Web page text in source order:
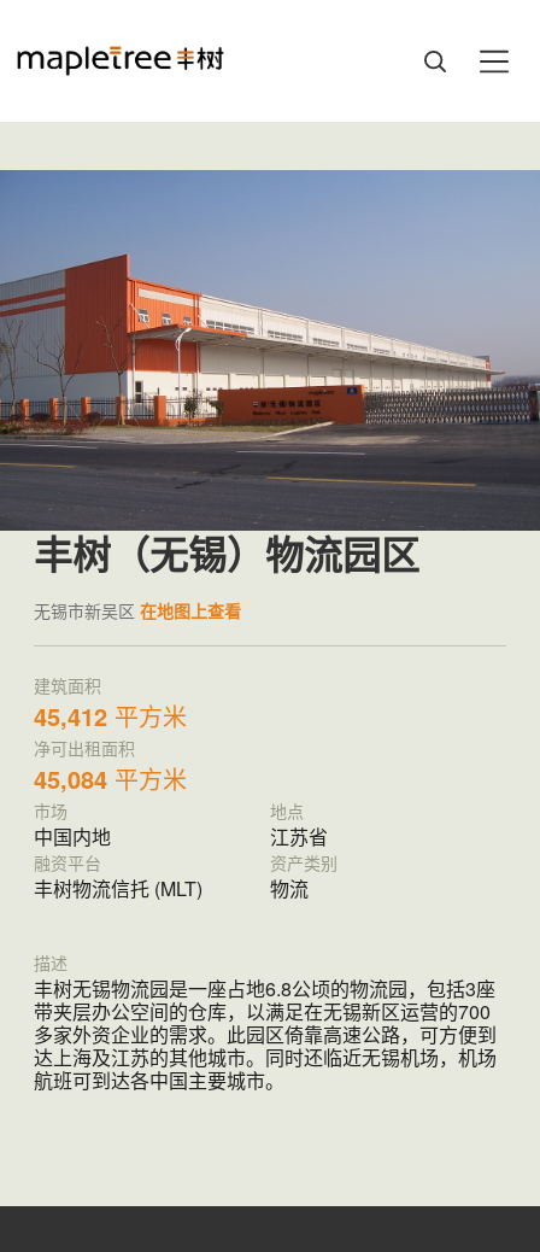
丰树（无锡）物流园区
无锡市新吴区 在地图上查看
建筑面积
45,412 平方米
净可出租面积
45,084 平方米
市场
中国内地
地点
江苏省
融资平台
丰树物流信托 (MLT)
资产类别
物流
描述
丰树无锡物流园是一座占地6.8公顷的物流园，包括3座
带夹层办公空间的仓库，以满足在无锡新区运营的700
多家外资企业的需求。此园区倚靠高速公路，可方便到
达上海及江苏的其他城市。同时还临近无锡机场，机场
航班可到达各中国主要城市。